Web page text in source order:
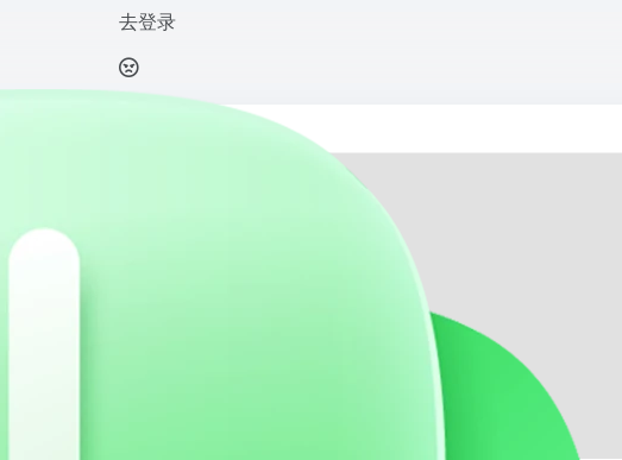
去登录
漫展购票平台，这里有丰富的线下活动等你发现，还等什么快买票和小伙伴们面基say hi～